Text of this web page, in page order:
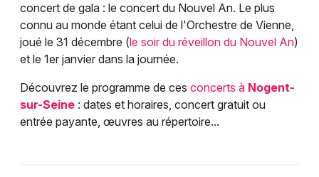
concert de gala : le concert du Nouvel An. Le plus
connu au monde étant celui de l'Orchestre de Vienne,
joué le 31 décembre (le soir du réveillon du Nouvel An)
et le 1er janvier dans la journée.
Découvrez le programme de ces concerts à Nogent-
sur-Seine : dates et horaires, concert gratuit ou
entrée payante, œuvres au répertoire...